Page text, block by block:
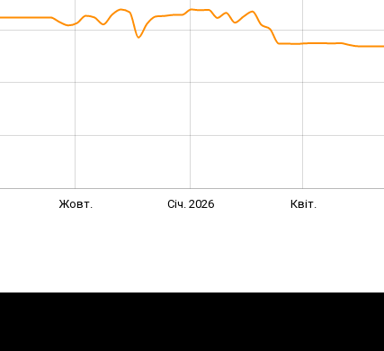
Жовт. Січ. 2026 Квіт.